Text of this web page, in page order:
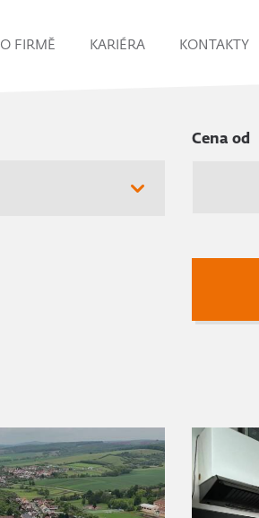
O FIRMĚ KARIÉRA KONTAKTY
Cena od